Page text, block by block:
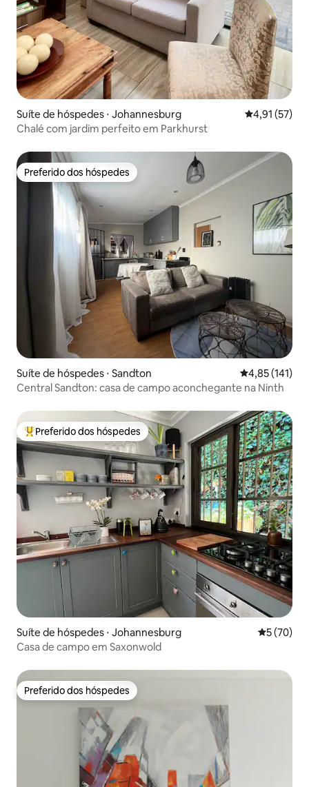
Suíte de hóspedes ⋅ Johannesburg 4,91 de uma
4,91 (57)
Chalé com jardim perfeito em Parkhurst
Preferido dos hóspedes
Preferido dos hóspedes
Suíte de hóspedes ⋅ Sandton 4,85 de uma
4,85 (141)
Central Sandton: casa de campo aconchegante na Ninth
Entre os melhores preferidos dos hóspedes
Preferido dos hóspedes
Suíte de hóspedes ⋅ Johannesburg 5 de uma
5 (70)
Casa de campo em Saxonwold
Preferido dos hóspedes
Preferido dos hóspedes